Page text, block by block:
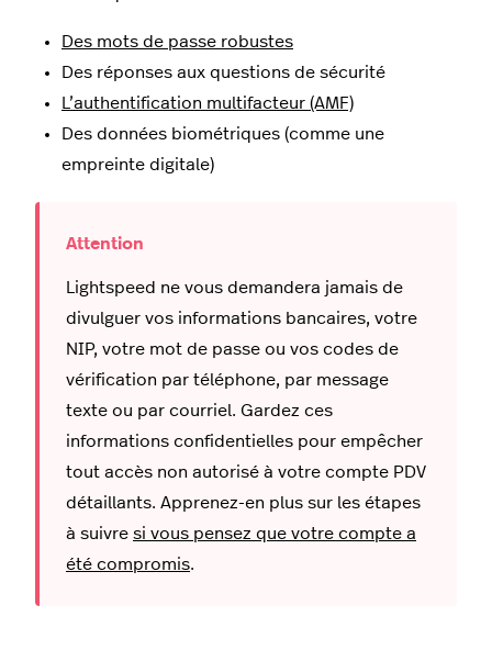
Des mots de passe robustes
Des réponses aux questions de sécurité
L’authentification multifacteur (AMF)
Des données biométriques (comme une
empreinte digitale)
Lightspeed ne vous demandera jamais de
divulguer vos informations bancaires, votre
NIP, votre mot de passe ou vos codes de
vérification par téléphone, par message
texte ou par courriel. Gardez ces
informations confidentielles pour empêcher
tout accès non autorisé à votre compte PDV
détaillants. Apprenez-en plus sur les étapes
à suivre si vous pensez que votre compte a
été compromis.